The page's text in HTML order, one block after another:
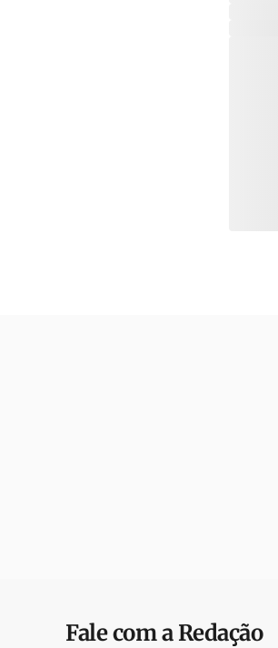
Fale com a Redação